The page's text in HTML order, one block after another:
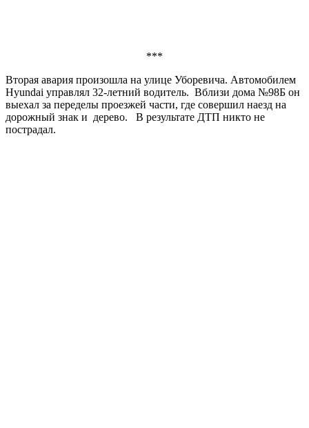
***
Вторая авария произошла на улице Уборевича. Автомобилем
Hyundai управлял 32-летний водитель. Вблизи дома №98Б он
выехал за переделы проезжей части, где совершил наезд на
дорожный знак и дерево. В результате ДТП никто не
пострадал.